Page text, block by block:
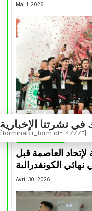
Mai 1, 2026
لإتحاد العاصمة قبل
الكونفدرالية
Avril 30, 2026
[forminator_form id="4777"]